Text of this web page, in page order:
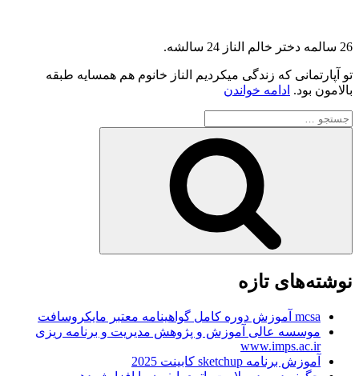
26 سالمه دختر خالم الناز 24 سالشه.
تو آپارتمانی که زندگی میکردیم الناز خانوم هم همسایه طبقه
بالامون بود. ادامه خواندن
جستجو
برای
نوشته‌های تازه
mcsa آموزش دوره کامل گواهینامه معتبر مایکروسافت
موسسه عالی آموزش و پژوهش مدیریت و برنامه ریزی
www.imps.ac.ir
آموزش برنامه sketchup کابینت 2025